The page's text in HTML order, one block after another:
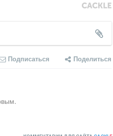
Подписаться Поделиться